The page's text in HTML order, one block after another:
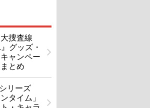
大捜査線
グッズ・
ャンペー
とめ
リーズ
タイム」